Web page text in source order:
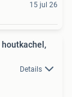
15 jul 26
houtkachel,
Details